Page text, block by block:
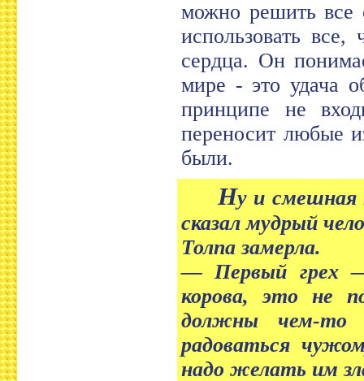
можно решить все
использовать
сердца. Он
мире - это удача
принципе не
переносит любые
были.
Ну и
сказал мудрый
Толпа замерла.
— Первый грех —
корова, это не
должны чем-то
радоваться
надо желать им